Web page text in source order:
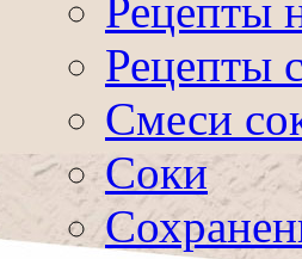
Рецепты
Рецепты
Смеси
Соки